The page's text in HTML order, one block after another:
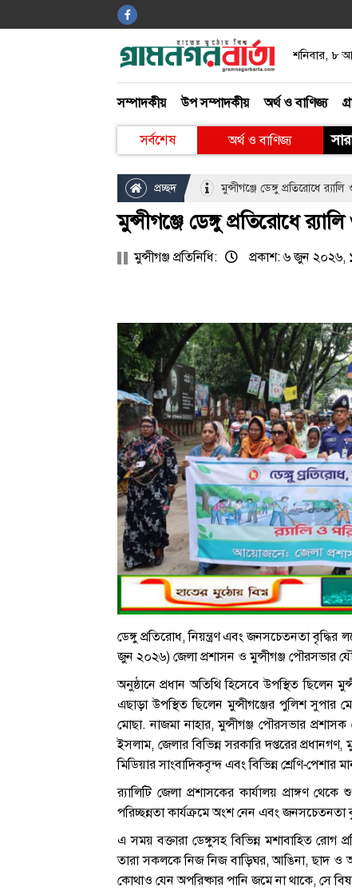
শনিবার, ৮
সম্পাদকীয় উপ সম্পাদকীয় অর্থ ও বাণিজ্য
সর্বশেষ
খেলাধুলা
বিনোদন
অর্থ ও বাণিজ্য
গ্রাম গঞ্জ
প্রচ্ছদ মুন্সীগঞ্জে ডেঙ্গু প্রতিরোধে
মুন্সীগঞ্জে ডেঙ্গু প্রতিরোধে
মুন্সীগঞ্জ প্রতিনিধি: প্রকাশ: ৬ জুন
ডেঙ্গু প্রতিরোধ, নিয়ন্ত্রণ এবং জনসচেতনতা বৃদ্ধির
জুন ২০২৬) জেলা প্রশাসন ও মুন্সীগঞ্জ পৌরসভার
অনুষ্ঠানে প্রধান অতিথি হিসেবে উপস্থিত ছিলেন
এছাড়া উপস্থিত ছিলেন মুন্সীগঞ্জের পুলিশ সুপার
মোছা. নাজমা নাহার, মুন্সীগঞ্জ পৌরসভার
ইসলাম, জেলার বিভিন্ন সরকারি দপ্তরের প্রধানগণ,
মিডিয়ার সাংবাদিকবৃন্দ এবং বিভিন্ন শ্রেণি-পেশার
র‍্যালিটি জেলা প্রশাসকের কার্যালয় প্রাঙ্গণ
পরিচ্ছন্নতা কার্যক্রমে অংশ নেন এবং জনসচেতনতা
এ সময় বক্তারা ডেঙ্গুসহ বিভিন্ন মশাবাহিত
তারা সকলকে নিজ নিজ বাড়িঘর, আঙিনা, ছাদ ও
কোথাও যেন অপরিষ্কার পানি জমে না থাকে, সে